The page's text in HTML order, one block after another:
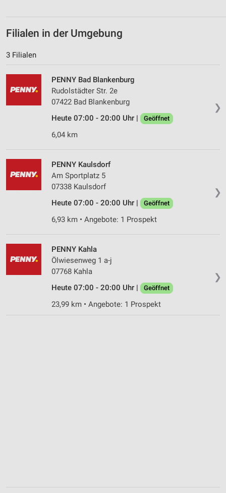
Filialen in der Umgebung
3 Filialen
❯
PENNY Bad Blankenburg
Rudolstädter Str. 2e
07422 Bad Blankenburg
Heute 07:00 - 20:00 Uhr |
Geöffnet
6,04 km
❯
PENNY Kaulsdorf
Am Sportplatz 5
07338 Kaulsdorf
Heute 07:00 - 20:00 Uhr |
Geöffnet
6,93 km • Angebote: 1 Prospekt
❯
PENNY Kahla
Ölwiesenweg 1 a-j
07768 Kahla
Heute 07:00 - 20:00 Uhr |
Geöffnet
23,99 km • Angebote: 1 Prospekt
Quellen
Entwicklung und Verbesserung der Angebote
Verwendung reduzierter Daten zur Auswahl von
IAB-Besonderheiten:
Verwendung genauer Standortdaten
Geräte anhand von aktiv angeforderten
Nicht-IAB-Verarbeitungszwecke:
Notwendig